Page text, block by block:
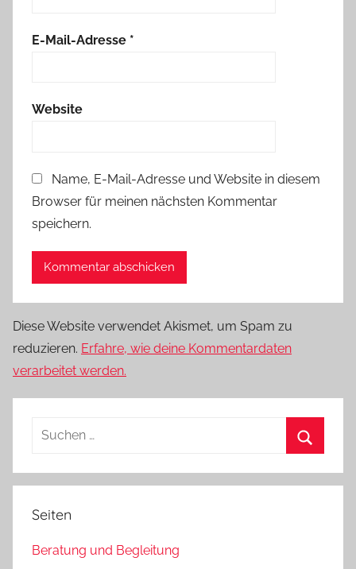
E-Mail-Adresse *
Website
Name, E-Mail-Adresse und Website in diesem
Browser für meinen nächsten Kommentar
speichern.
Diese Website verwendet Akismet, um Spam zu
reduzieren. Erfahre, wie deine Kommentardaten
verarbeitet werden.
Suchen
Seiten
Beratung und Begleitung